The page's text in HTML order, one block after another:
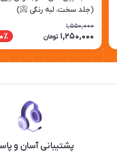
(جلد سخت، لبه رنگی 📀)
1,550,000
1,250,000 تومان
پشتیبانی آسان و